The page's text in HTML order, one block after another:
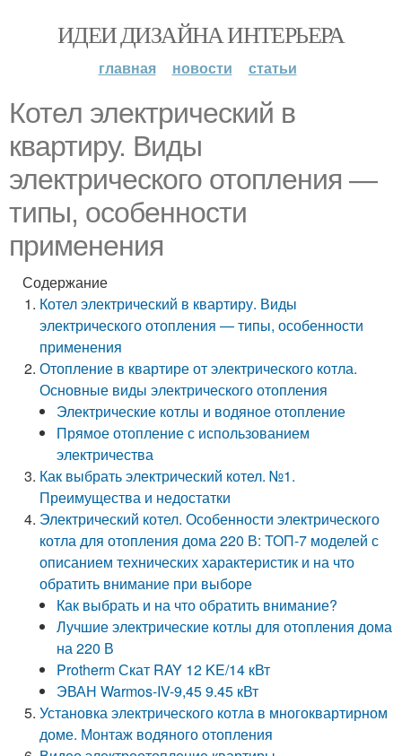
ИДЕИ ДИЗАЙНА ИНТЕРЬЕРА
главная новости статьи
Котел электрический в
квартиру. Виды
электрического отопления —
типы, особенности
применения
Содержание
Котел электрический в квартиру. Виды
электрического отопления — типы, особенности
применения
Отопление в квартире от электрического котла.
Основные виды электрического отопления
Электрические котлы и водяное отопление
Прямое отопление с использованием
электричества
Как выбрать электрический котел. №1.
Преимущества и недостатки
Электрический котел. Особенности электрического
котла для отопления дома 220 В: ТОП-7 моделей с
описанием технических характеристик и на что
обратить внимание при выборе
Как выбрать и на что обратить внимание?
Лучшие электрические котлы для отопления дома
на 220 В
Protherm Скат RAY 12 KE/14 кВт
ЭВАН Warmos-IV-9,45 9.45 кВт
Установка электрического котла в многоквартирном
доме. Монтаж водяного отопления